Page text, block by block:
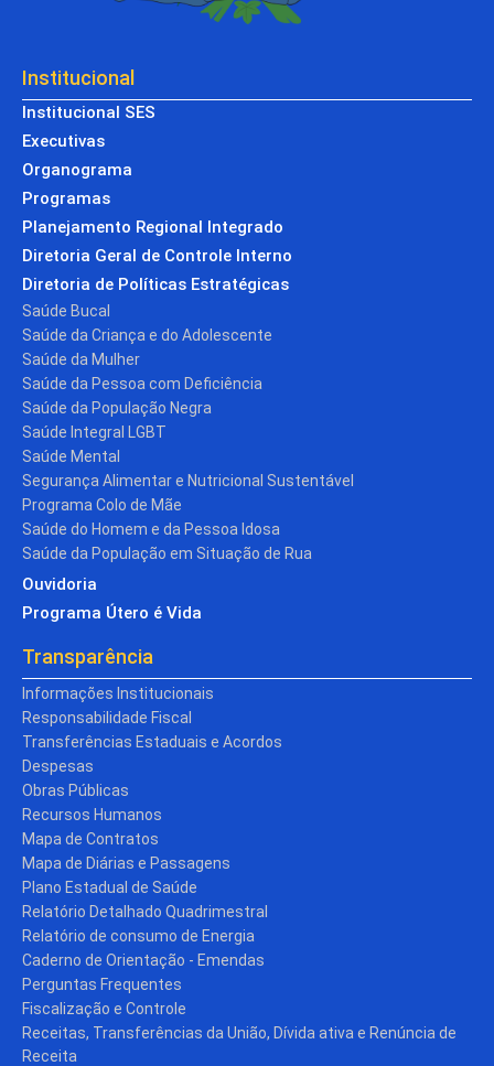
Institucional
Institucional SES
Executivas
Organograma
Programas
Planejamento Regional Integrado
Diretoria Geral de Controle Interno
Diretoria de Políticas Estratégicas
Saúde Bucal
Saúde da Criança e do Adolescente
Saúde da Mulher
Saúde da Pessoa com Deficiência
Saúde da População Negra
Saúde Integral LGBT
Saúde Mental
Segurança Alimentar e Nutricional Sustentável
Programa Colo de Mãe
Saúde do Homem e da Pessoa Idosa
Saúde da População em Situação de Rua
Ouvidoria
Programa Útero é Vida
Transparência
Informações Institucionais
Responsabilidade Fiscal
Transferências Estaduais e Acordos
Despesas
Obras Públicas
Recursos Humanos
Mapa de Contratos
Mapa de Diárias e Passagens
Plano Estadual de Saúde
Relatório Detalhado Quadrimestral
Relatório de consumo de Energia
Caderno de Orientação - Emendas
Perguntas Frequentes
Fiscalização e Controle
Receitas, Transferências da União, Dívida ativa e Renúncia de
Receita